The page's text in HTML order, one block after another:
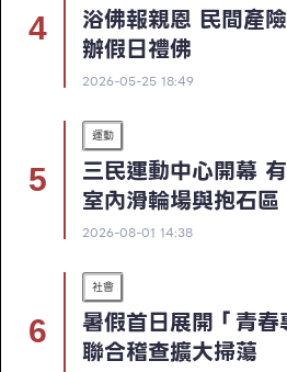
浴佛報親恩 民間產
辦假日禮佛
2026-05-25 18:49
運動
三民運動中心開幕
室內滑輪場與抱石區
2026-08-01 14:38
社會
暑假首日展開「青
聯合稽查擴大掃蕩